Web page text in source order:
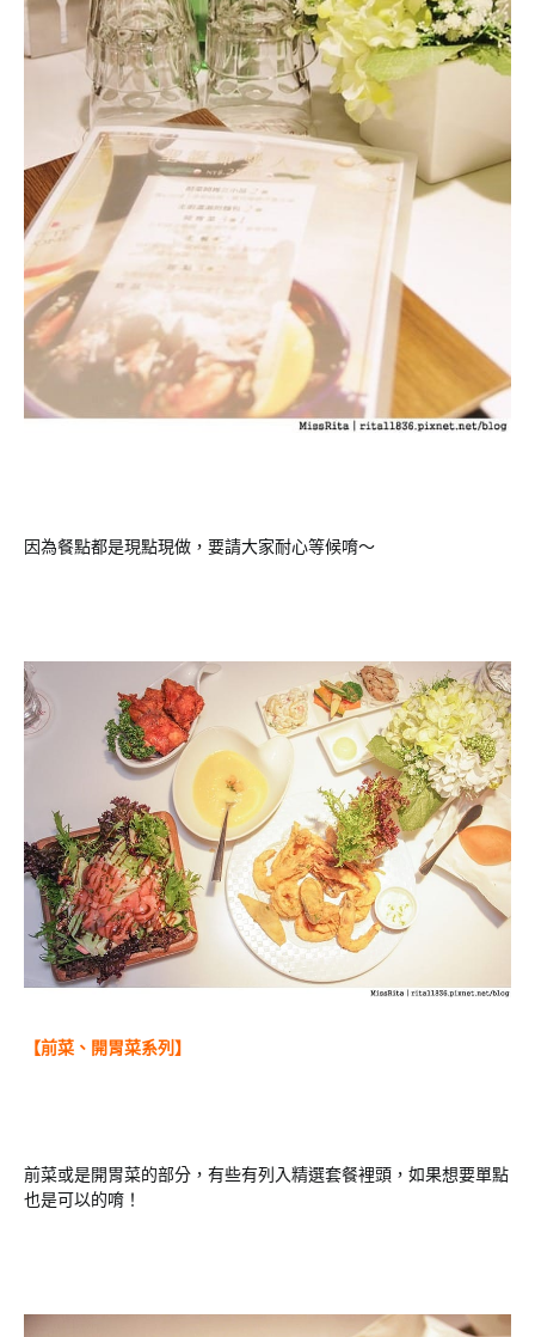
因為餐點都是現點現做，要請大家耐心等候唷～
【前菜、開胃菜系列】
前菜或是開胃菜的部分，有些有列入精選套餐裡頭，如果想要單點
也是可以的唷！